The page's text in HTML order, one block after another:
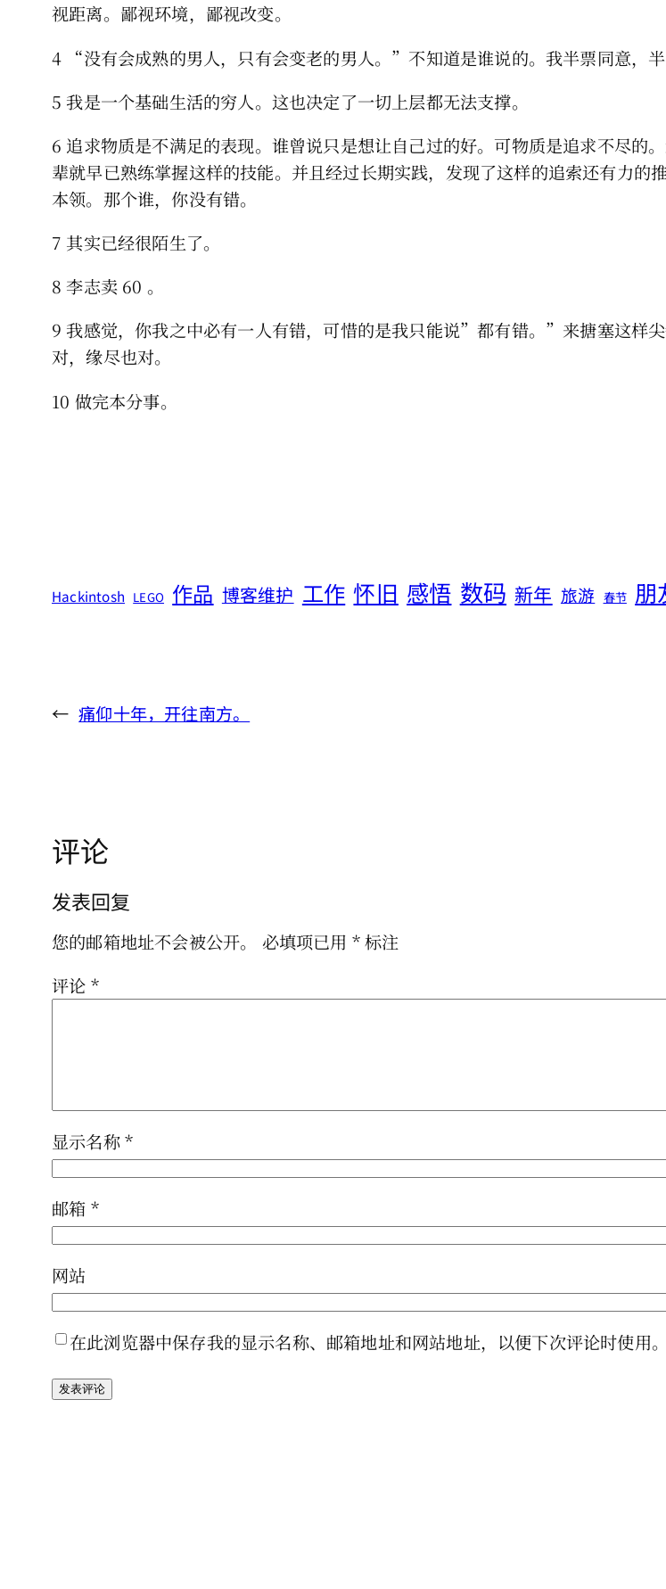
视距离。鄙视环境，鄙视改变。
4 “没有会成熟的男人，只有会变老的男人。”不知道是谁说的。我半票同意，半
5 我是一个基础生活的穷人。这也决定了一切上层都无法支撑。
6 追求物质是不满足的表现。谁曾说只是想让自己过的好。可物质是追求不尽的
辈就早已熟练掌握这样的技能。并且经过长期实践，发现了这样的追索还有力
本领。那个谁，你没有错。
7 其实已经很陌生了。
8 李志卖 60 。
9 我感觉，你我之中必有一人有错，可惜的是我只能说”都有错。”来搪塞这样
对，缘尽也对。
10 做完本分事。
Hackintosh LEGO 作品 博客维护 工作 怀旧 感悟 数码 新年 旅游 春节 朋
← 痛仰十年，开往南方。
评论
发表回复
您的邮箱地址不会被公开。 必填项已用 *标注
评论 *
显示名称*
邮箱 *
网站
在此浏览器中保存我的显示名称、邮箱地址和网站地址，以便下次评论时使用。